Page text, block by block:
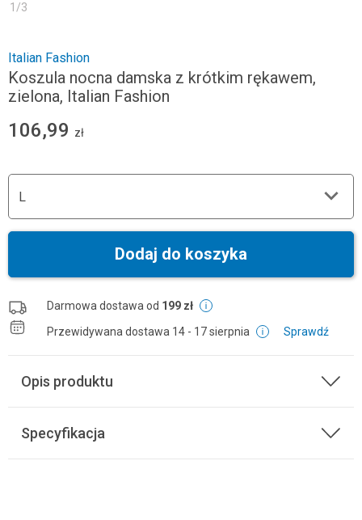
1 /3
Italian Fashion
Koszula nocna damska z krótkim rękawem,
zielona, Italian Fashion
106,99 zł
L
Dodaj do koszyka
Darmowa dostawa od 199 zł
Przewidywana dostawa 14 - 17 sierpnia Sprawdź
Opis produktu
Specyfikacja